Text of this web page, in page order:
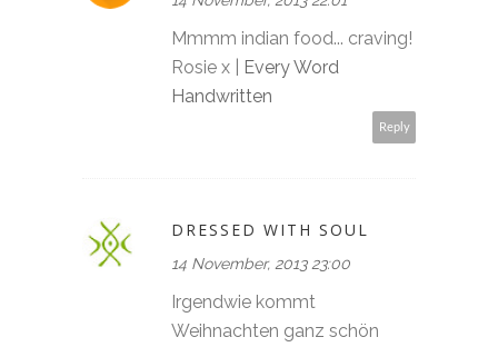
Mmmm indian food... craving!
Rosie x |
Every Word
Handwritten
Reply
DRESSED WITH SOUL
14 November, 2013 23:00
Irgendwie kommt
Weihnachten ganz schön